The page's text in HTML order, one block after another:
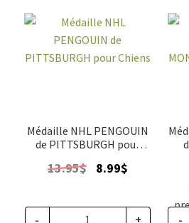
Médaille NHL PENGOUIN
de PITTSBURGH pour
13.95$ Le
était :
8.99$Le
est :
- + -